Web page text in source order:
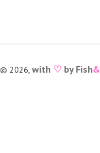
© 2026, with ♡ by Fish&